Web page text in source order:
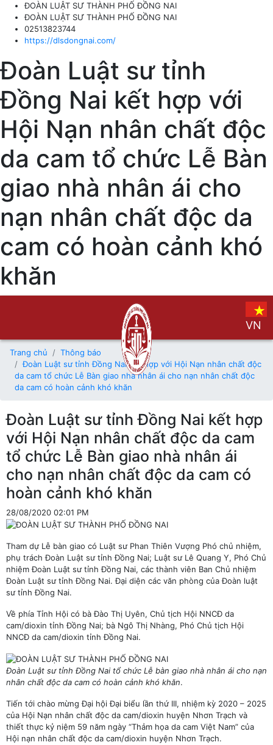
ĐOÀN LUẬT SƯ THÀNH PHỐ ĐỒNG NAI
ĐOÀN LUẬT SƯ THÀNH PHỐ ĐỒNG NAI
02513823744
https://dlsdongnai.com/
Đoàn Luật sư tỉnh
Đồng Nai kết hợp với
Hội Nạn nhân chất độc
da cam tổ chức Lễ Bàn
giao nhà nhân ái cho
nạn nhân chất độc da
cam có hoàn cảnh khó
khăn
VN
Trang chủ
Thông báo
Đoàn Luật sư tỉnh Đồng Nai kết hợp với Hội Nạn nhân chất độc
da cam tổ chức Lễ Bàn giao nhà nhân ái cho nạn nhân chất độc
da cam có hoàn cảnh khó khăn
Đoàn Luật sư tỉnh Đồng Nai kết hợp
với Hội Nạn nhân chất độc da cam
tổ chức Lễ Bàn giao nhà nhân ái
cho nạn nhân chất độc da cam có
hoàn cảnh khó khăn
28/08/2020 02:01 PM
Tham dự Lễ bàn giao có Luật sư Phan Thiên Vượng Phó chủ nhiệm,
phụ trách Đoàn Luật sư tỉnh Đồng Nai; Luật sư Lê Quang Y, Phó Chủ
nhiệm Đoàn Luật sư tỉnh Đồng Nai, các thành viên Ban Chủ nhiệm
Đoàn Luật sư tỉnh Đồng Nai. Đại diện các văn phòng của Đoàn luật
sư tỉnh Đồng Nai.
Về phía Tỉnh Hội có bà Đào Thị Uyên, Chủ tịch Hội NNCĐ da
cam/dioxin tỉnh Đồng Nai; bà Ngô Thị Nhàng, Phó Chủ tịch Hội
NNCĐ da cam/dioxin tỉnh Đồng Nai.
Đoàn Luật sư tỉnh Đồng Nai tổ chức Lễ bàn giao nhà nhân ái cho nạn
nhân chất độc da cam có hoàn cảnh khó khăn.
Tiến tới chào mừng Đại hội Đại biểu lần thứ III, nhiệm kỳ 2020 – 2025
của Hội Nạn nhân chất độc da cam/dioxin huyện Nhơn Trạch và
thiết thực kỷ niệm 59 năm ngày “Thảm họa da cam Việt Nam” của
Hội nạn nhân chất độc da cam/dioxin huyện Nhơn Trạch.